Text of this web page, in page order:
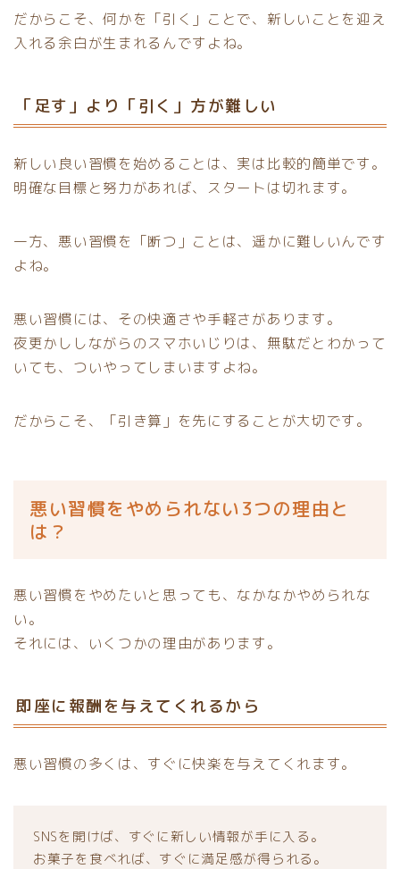
だからこそ、何かを「引く」ことで、新しいことを迎え
入れる余白が生まれるんですよね。
「足す」より「引く」方が難しい
新しい良い習慣を始めることは、実は比較的簡単です。
明確な目標と努力があれば、スタートは切れます。
一方、悪い習慣を「断つ」ことは、遥かに難しいんです
よね。
悪い習慣には、その快適さや手軽さがあります。
夜更かししながらのスマホいじりは、無駄だとわかって
いても、ついやってしまいますよね。
だからこそ、「引き算」を先にすることが大切です。
悪い習慣をやめられない3つの理由と
は？
悪い習慣をやめたいと思っても、なかなかやめられな
い。
それには、いくつかの理由があります。
即座に報酬を与えてくれるから
悪い習慣の多くは、すぐに快楽を与えてくれます。
SNSを開けば、すぐに新しい情報が手に入る。
お菓子を食べれば、すぐに満足感が得られる。